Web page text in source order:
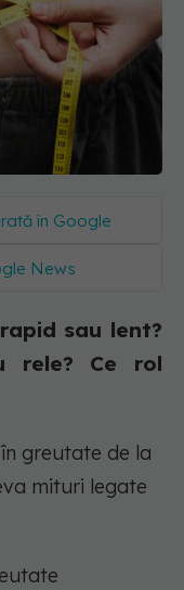
în Google
News
sau lent?
rele? Ce rol
greutate de la
mituri legate